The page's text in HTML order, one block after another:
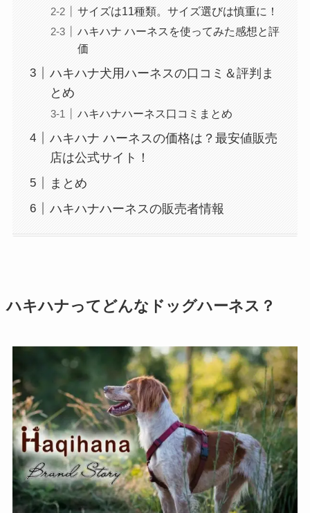
サイズは11種類。サイズ選びは慎重に！
ハキハナ ハーネスを使ってみた感想と評
価
ハキハナ犬用ハーネスの口コミ＆評判ま
とめ
ハキハナハーネス口コミまとめ
ハキハナ ハーネスの価格は？最安値販売
店は公式サイト！
まとめ
ハキハナハーネスの販売者情報
ハキハナってどんなドッグハーネス？